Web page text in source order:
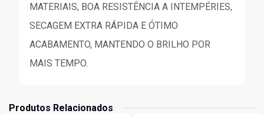
MATERIAIS, BOA RESISTÊNCIA A INTEMPÉRIES,
SECAGEM EXTRA RÁPIDA E ÓTIMO
ACABAMENTO, MANTENDO O BRILHO POR
MAIS TEMPO.
Produtos Relacionados